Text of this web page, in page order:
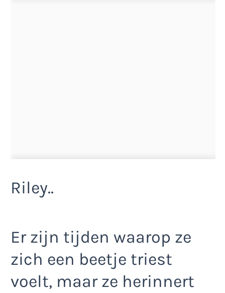
Riley..
Er zijn tijden waarop ze
zich een beetje triest
voelt, maar ze herinnert